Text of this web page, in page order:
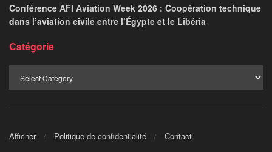
Conférence AFI Aviation Week 2026 : Coopération technique
dans l’aviation civile entre l’Égypte et le Libéria
Catégorie
Afficher Politique de confidentialité Contact